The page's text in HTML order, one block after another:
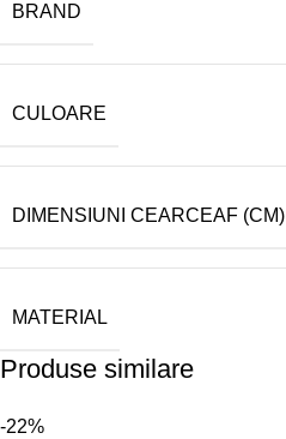
BRAND
CULOARE
DIMENSIUNI CEARCEAF (CM)
MATERIAL
Produse similare
-22%